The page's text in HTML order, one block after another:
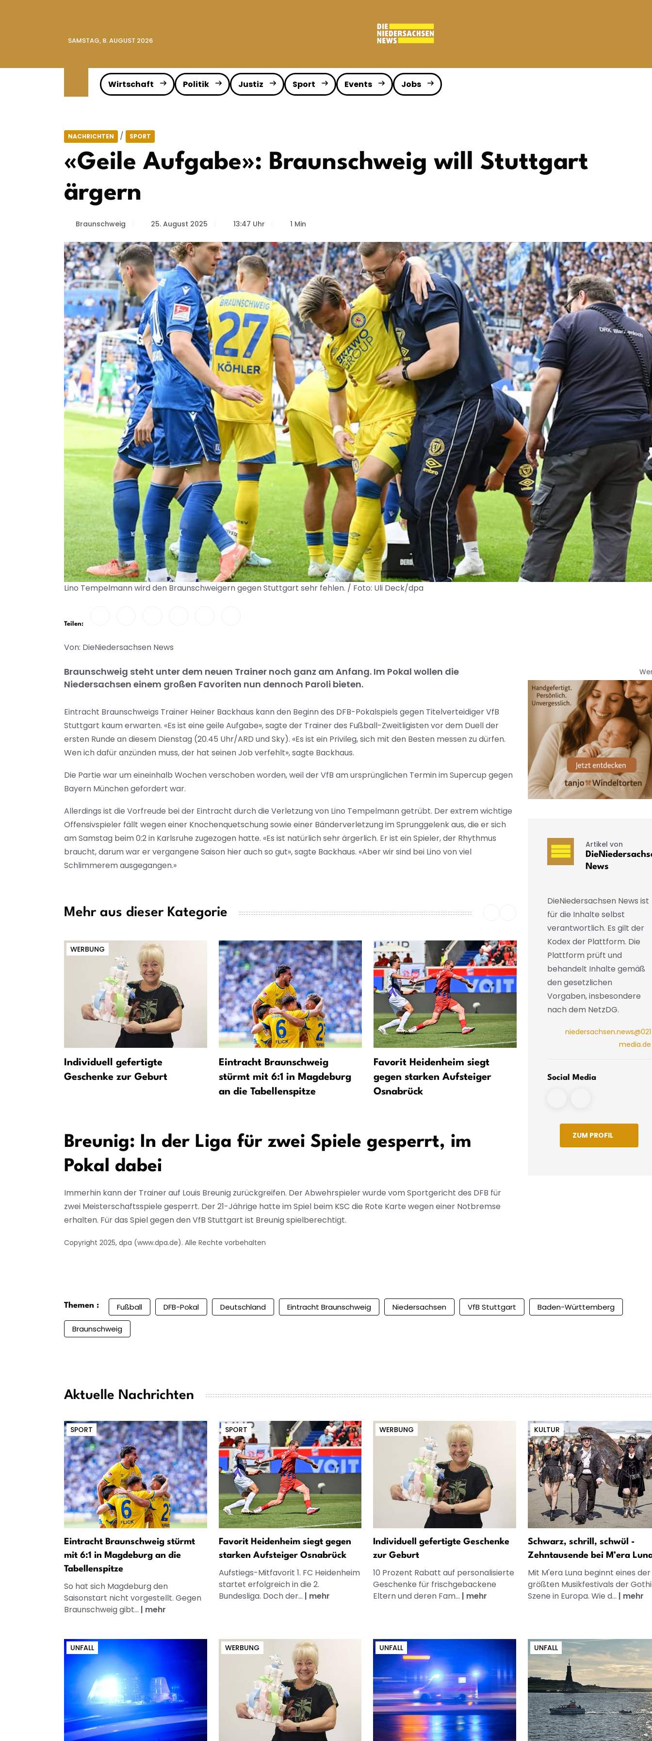
SAMSTAG, 8. AUGUST 2026
Wirtschaft Politik Justiz Sport Events Jobs
NACHRICHTEN / SPORT
«Geile Aufgabe»: Braunschweig will Stuttgart
ärgern
Braunschweig 25. August 2025 13:47 Uhr 1 Min
Lino Tempelmann wird den Braunschweigern gegen Stuttgart sehr fehlen. / Foto: Uli Deck/dpa
Teilen:
Von: DieNiedersachsen News
Braunschweig steht unter dem neuen Trainer noch ganz am Anfang. Im Pokal wollen die
Niedersachsen einem großen Favoriten nun dennoch Paroli bieten.
Eintracht Braunschweigs Trainer Heiner Backhaus kann den Beginn des DFB-Pokalspiels gegen Titelverteidiger VfB
Stuttgart kaum erwarten. «Es ist eine geile Aufgabe», sagte der Trainer des Fußball-Zweitligisten vor dem Duell der
ersten Runde an diesem Dienstag (20.45 Uhr/ARD und Sky). «Es ist ein Privileg, sich mit den Besten messen zu dürfen.
Wen ich dafür anzünden muss, der hat seinen Job verfehlt», sagte Backhaus.
Die Partie war um eineinhalb Wochen verschoben worden, weil der VfB am ursprünglichen Termin im Supercup gegen
Bayern München gefordert war.
Allerdings ist die Vorfreude bei der Eintracht durch die Verletzung von Lino Tempelmann getrübt. Der extrem wichtige
Offensivspieler fällt wegen einer Knochenquetschung sowie einer Bänderverletzung im Sprunggelenk aus, die er sich
am Samstag beim 0:2 in Karlsruhe zugezogen hatte. «Es ist natürlich sehr ärgerlich. Er ist ein Spieler, der Rhythmus
braucht, darum war er vergangene Saison hier auch so gut», sagte Backhaus. «Aber wir sind bei Lino von viel
Schlimmerem ausgegangen.»
Mehr aus dieser Kategorie
WERBUNG
Individuell gefertigte
Geschenke zur Geburt
Eintracht Braunschweig
stürmt mit 6:1 in Magdeburg
an die Tabellenspitze
Favorit Heidenheim siegt
gegen starken Aufsteiger
Osnabrück
Niedersachsen startet in
Breunig: In der Liga für zwei Spiele gesperrt, im
Pokal dabei
Immerhin kann der Trainer auf Louis Breunig zurückgreifen. Der Abwehrspieler wurde vom Sportgericht des DFB für
zwei Meisterschaftsspiele gesperrt. Der 21-Jährige hatte im Spiel beim KSC die Rote Karte wegen einer Notbremse
erhalten. Für das Spiel gegen den VfB Stuttgart ist Breunig spielberechtigt.
Copyright 2025, dpa (www.dpa.de). Alle Rechte vorbehalten
Artikel von
News
DieNiedersachsen News ist
für die Inhalte selbst
verantwortlich. Es gilt der
Kodex der Plattform. Die
Plattform prüft und
behandelt Inhalte gemäß
den gesetzlichen
Vorgaben, insbesondere
nach dem NetzDG.
niedersachsen.news@021
media.de
Social Media
ZUM PROFIL
Themen : Fußball DFB-Pokal Deutschland Eintracht Braunschweig Niedersachsen VfB Stuttgart Baden-Württemberg
Braunschweig
Aktuelle Nachrichten
SPORT
Eintracht Braunschweig stürmt
mit 6:1 in Magdeburg an die
Tabellenspitze
So hat sich Magdeburg den
Saisonstart nicht vorgestellt. Gegen
Braunschweig gibt... | mehr
SPORT
Favorit Heidenheim siegt gegen
starken Aufsteiger Osnabrück
Aufstiegs-Mitfavorit 1. FC Heidenheim
startet erfolgreich in die 2.
Bundesliga. Doch der... | mehr
WERBUNG
Individuell gefertigte Geschenke
zur Geburt
10 Prozent Rabatt auf personalisierte
Geschenke für frischgebackene
Eltern und deren Fam... | mehr
KULTUR
Schwarz, schrill, schwül -
Zehntausende bei M’era
Mit M'era Luna beginnt eines der
größten Musikfestivals der
Szene in Europa. Wie d... | mehr
UNFALL WERBUNG UNFALL UNFALL